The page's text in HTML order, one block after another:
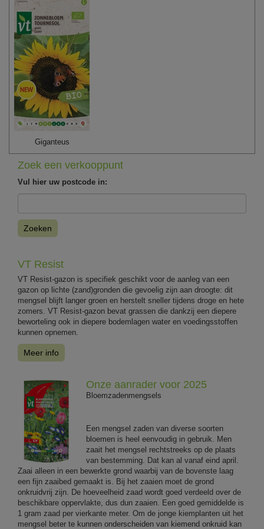
Giganteus
Zoek een verkooppunt
Vul hier uw postcode in:
Zoeken
VT Resist
VT Resist-gazon is specifiek geschikt voor de aanleg van een
gazon op lichte (zand)gronden die gevoelig zijn aan droogte: dit
mengsel blijft langer groen en herstelt sneller tijdens droge en hete
zomers. VT Resist-gazon bevat grassen die dankzij een diepere
beworteling ook in diepere bodemlagen water en voedingsstoffen
kunnen opnemen.
Meer info
Onze aanrader voor 2025
Bloemzadenmengsels
Een mengsel zaden van diverse soorten
bloemen is heel eenvoudig in gebruik. Men
zaait het mengsel rechtstreeks op de plaats
van bestemming. Dat kan al vanaf eind april.
Zaai alleen in een bewerkte grond waarbij van de bovenste laag
een fijn zaaibed gemaakt is. Bij het zaaien moet de grond
onkruidvrij zijn. De hoeveelheid zaad wordt goed verdeeld over de
beschikbare oppervlakte, dus dun zaaien. Een goed gemiddelde is
1 gram zaad per vierkante meter. Om de jonge kiemplanten uit het
mengsel beter te kunnen onderscheiden van kiemend onkruid kan